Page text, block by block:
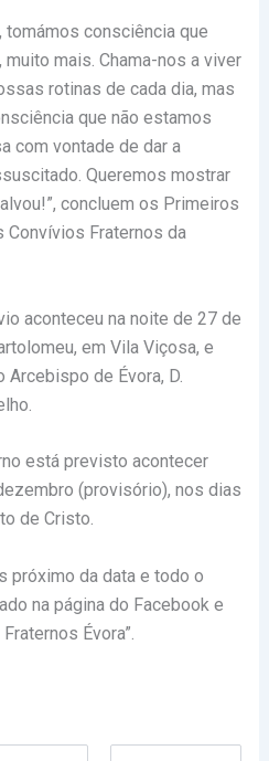
consciência que
mais. Chama-nos a viver
rotinas de cada dia, mas
que não estamos
com vontade de dar a
Queremos mostrar
concluem os Primeiros
Fraternos da
aconteceu na noite de 27 de
em Vila Viçosa, e
de Évora, D.
está previsto acontecer
(provisório), nos dias
de Cristo.
próximo da data e todo o
na página do Facebook e
Évora”.